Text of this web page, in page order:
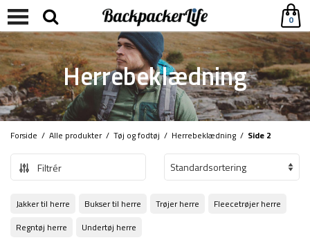
0
Herrebeklædning
Forside / Alle produkter/ Tøj og fodtøj / Herrebeklædning / Side 2
Filtrér
Jakker til herre Bukser til herre Trøjer herre
Fleecetrøjer herre
Regntøj herre
Undertøj herre